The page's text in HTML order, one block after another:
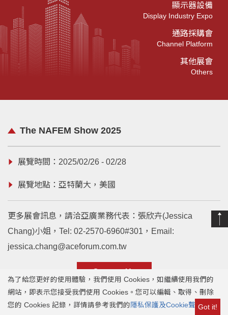
顯示器設備
Display Industry Expo
通路採購會
Channel Platform
其他展會
Others
The NAFEM Show 2025
展覽時間：2025/02/26 - 02/28
展覽地點：亞特蘭大，美國
更多展會訊息，請洽亞廣業務代表：張欣卉(Jessica
Chang)小姐，Tel: 02-2570-6960#301 ，Email:
jessica.chang@aceforum.com.tw
Contact Us
Copyright © 2020 ACE Forum Inc.
為了給您更好的使用體驗，我們使用 Cookies，如繼續使用我們的
網站，即表示您接受我們使用 Cookies。您可以編輯、取得、刪除
您的 Cookies 記錄，詳情請參考我們的 隱私保護及Cookie聲明。
Got it!